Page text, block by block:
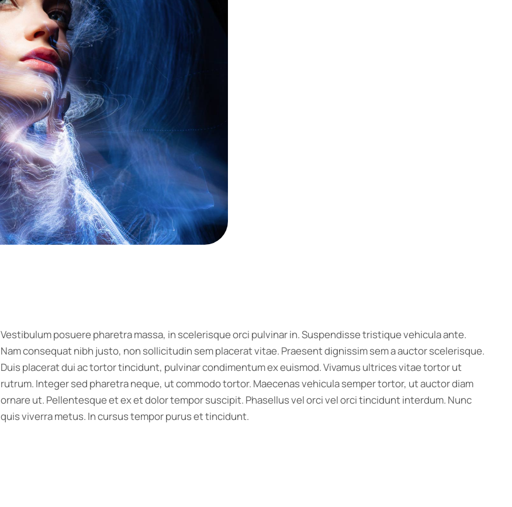
Vestibulum posuere pharetra massa, in scelerisque orci pulvinar in. Suspendisse tristique vehicula ante.
Nam consequat nibh justo, non sollicitudin sem placerat vitae. Praesent dignissim sem a auctor scelerisque.
Duis placerat dui ac tortor tincidunt, pulvinar condimentum ex euismod. Vivamus ultrices vitae tortor ut
rutrum. Integer sed pharetra neque, ut commodo tortor. Maecenas vehicula semper tortor, ut auctor diam
ornare ut. Pellentesque et ex et dolor tempor suscipit. Phasellus vel orci vel orci tincidunt interdum. Nunc
quis viverra metus. In cursus tempor purus et tincidunt.